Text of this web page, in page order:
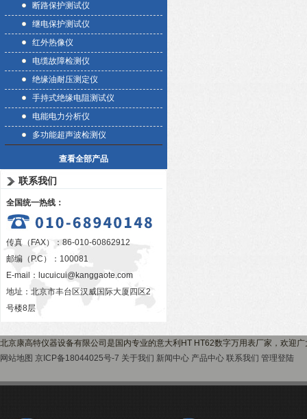
断路保护测试仪
继电保护测试仪
红外热像仪
电缆故障检测仪
绝缘油耐压测定仪
手持式绝缘电阻测试仪
电能电力分析仪
多功能超声波检测仪
查看全部产品
联系我们
全国统一热线：
传真（FAX）：86-010-60862912
邮编（P.C）：100081
E-mail： lucuicui@kanggaote.com
地址：北京市丰台区汉威国际大厦四区2
号楼8层
北京康高特仪器设备有限公司是国内专业的意大利HT HT62数字万用表厂家，欢迎
网站地图 京ICP备18044025号-7 关于我们 新闻中心 产品中心 联系我们 管理登陆